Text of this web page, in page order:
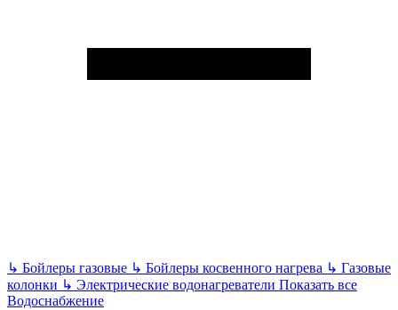
↳ Бойлеры газовые ↳ Бойлеры косвенного нагрева ↳ Газовые
колонки ↳ Электрические водонагреватели Показать все
Водоснабжение